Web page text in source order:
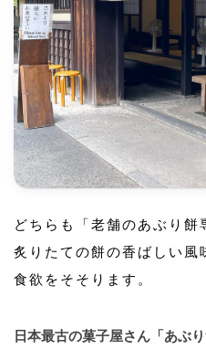
どちらも「老舗のあぶり餅
炙りたての餅の香ばしい風
食欲をそそります。
日本最古の菓子屋さん「あぶ